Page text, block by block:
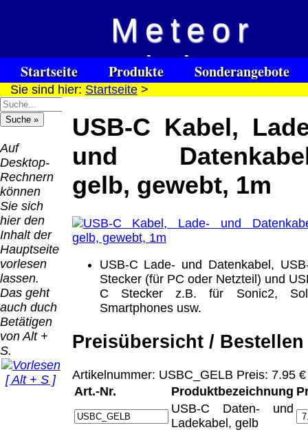
Meteor
Vision
Spezialuhrenspecial
watches
/ deafblind / sourdes et aveugles
Startseite Produkte
Sonderangebote
Kontakt
Impressum
Links
Hilfsmittel
Warenkorb
Sie sind hier: Startseite >
Auf
Desktop-
Rechnern
können
Sie sich
hier den
Inhalt der
Hauptseite
vorlesen
lassen.
Das geht
auch duch
Betätigen
von Alt +
S.
[ Alt + S ]
USB-C Kabel,
und
gelb, gewebt, 1m
USB-C Lade- und Datenkabel,
Stecker (für PC oder Netzteil) und
C Stecker z.B. für Sonic2,
Smartphones usw.
Preisübersicht / Bestellen
Artikelnummer: USBC_GELB Preis: 7.95 €
Art.-Nr.
Produktbezeichnung
USB-C Daten- und
Ladekabel, gelb
QR
Code:
Versandkosten DHL
Standard bis 5kg
Deutschland
8.95 €
Deutschland
Vorkasse: 6.95
€
Deutschland
PayPal: 6.95 €
Schweiz)
Vorkasse:
20.00 €
EU (inkl.
Schweiz)
PayPal: 20.00
Der Versand erfolgt
als versichertes
Paket.
Selbstabholung
von
Software
Download only
Deutschland
0.00 €
Deutschland
PayPal:
0.00 €
EU (inkl.
Schweiz)
0.00 €
PayPal:
0.00 €
Bei dieser
erhalten Sie per
Email z.B. einen
und die
Rechnung /
Lieferschein. Sie
erhalten also